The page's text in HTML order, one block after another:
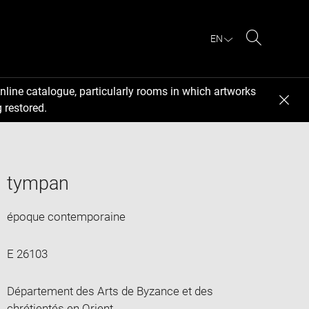
EN
catalogue, particularly rooms in which artworks
restored.
tympan
époque contemporaine
E 26103
Département des Arts de Byzance et des